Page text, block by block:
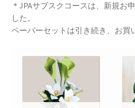
＊JPAサブスクコースは、新規お
した。
ペーパーセットは引き続き、お買